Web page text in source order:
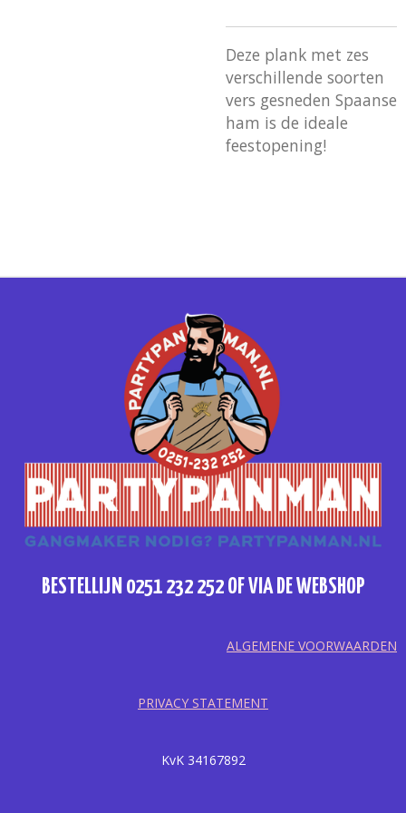
Deze plank met zes
verschillende soorten
vers gesneden Spaanse
ham is de ideale
feestopening!
BESTELLIJN 0251 232 252 OF VIA DE WEBSHOP
ALGEMENE VOORWAARDEN
PRIVACY STATEMENT
KvK 34167892